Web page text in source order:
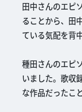
田中さんのエピ
ることから、田
ている気配を背
種田さんのエピ
いました。歌収
な作品だったこ